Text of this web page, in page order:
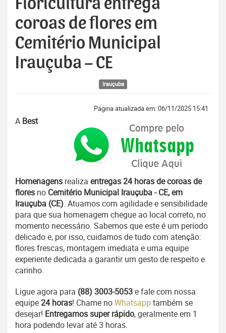
Floricultura entrega
coroas de flores em
Cemitério Municipal
Irauçuba – CE
Irauçuba
Página atualizada em: 06/11/2025 15:41
A Best
Homenagens realiza entregas 24 horas de coroas de
flores no Cemitério Municipal Irauçuba - CE, em
Irauçuba (CE). Atuamos com agilidade e sensibilidade
para que sua homenagem chegue ao local correto, no
momento necessário. Sabemos que este é um período
delicado e, por isso, cuidamos de tudo com atenção:
flores frescas, montagem imediata e uma equipe
experiente dedicada a garantir um gesto de respeito e
carinho.
Ligue agora para (88) 3003-5053e fale com nossa
equipe24 horas! Chame noWhatsapptambém se
desejar! Entregamos super rápido, geralmente em 1
hora podendo levar até 3 horas.